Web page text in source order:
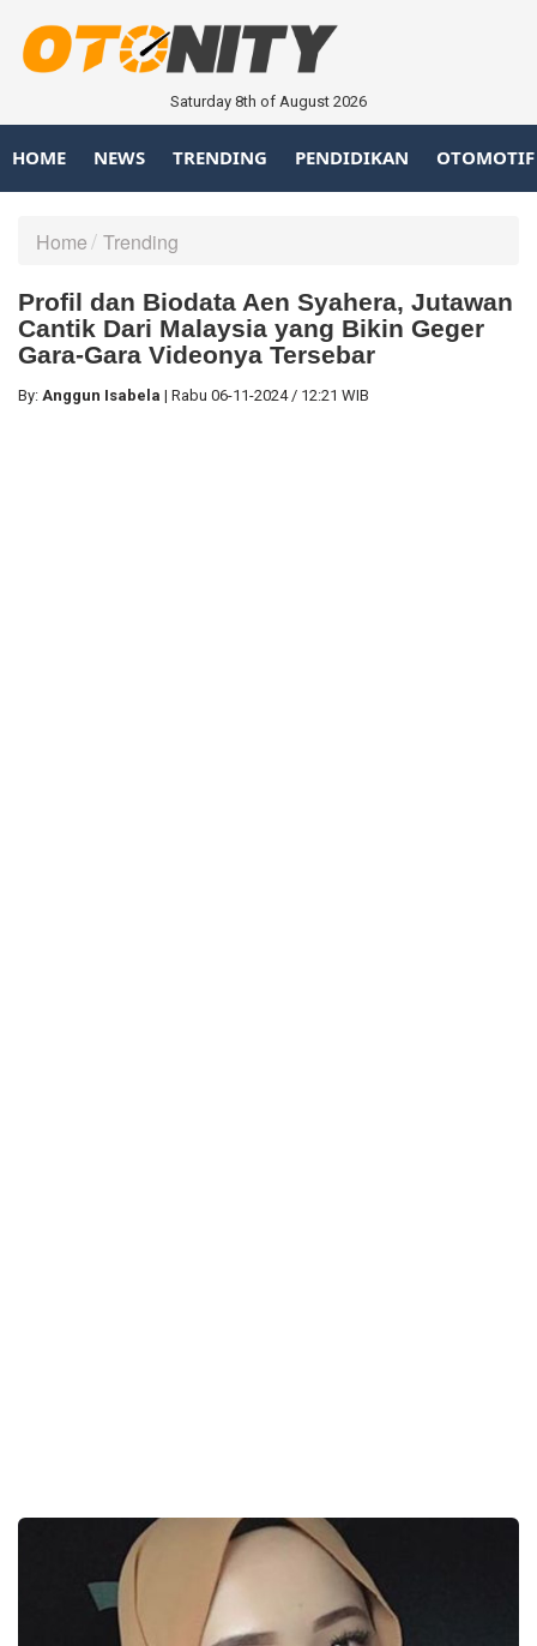
Saturday 8th of August 2026
HOME NEWS TRENDING PENDIDIKAN OTOMOTIF
Home Trending
Profil dan Biodata Aen Syahera, Jutawan
Cantik Dari Malaysia yang Bikin Geger
Gara-Gara Videonya Tersebar
By: Anggun Isabela | Rabu 06-11-2024 / 12:21 WIB